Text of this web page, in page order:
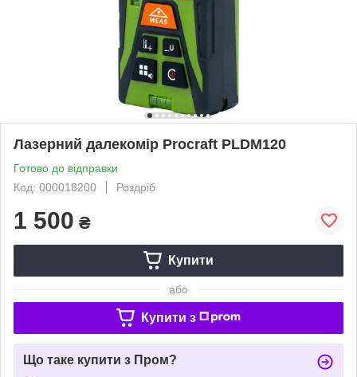
Лазерний далекомір Procraft PLDM120
Готово до відправки
Код: 000018200
Роздріб
1 500 ₴
Купити
або
Купити з
Що таке купити з Пром?